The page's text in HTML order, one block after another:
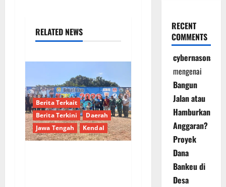
RELATED NEWS
Berita Terkait
Berita Terkini
Daerah
Jawa Tengah
Kendal
RECENT
COMMENTS
cybernasonal
mengenai
Bangun
Jalan atau
Hamburkan
Anggaran?
Proyek
Dana
Bankeu di
Desa